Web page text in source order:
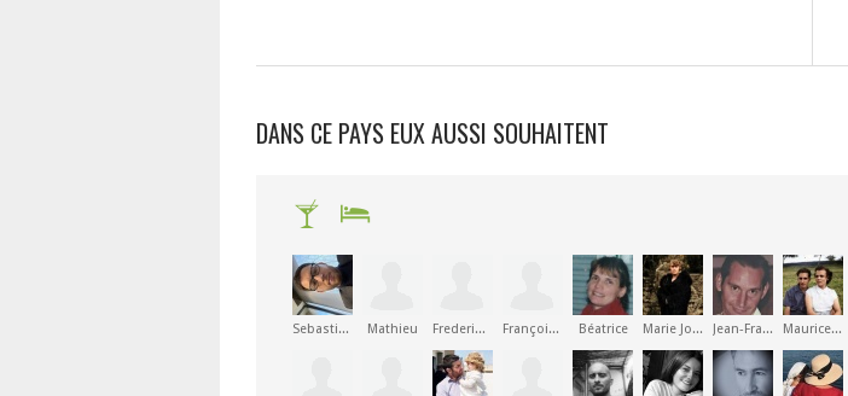
DANS CE PAYS EUX AUSSI SOUHAITENT
Sebastien Mathieu Frederique François-Toussaint Béatrice Marie Joséphine Jean-François Maurice Marius Joseph